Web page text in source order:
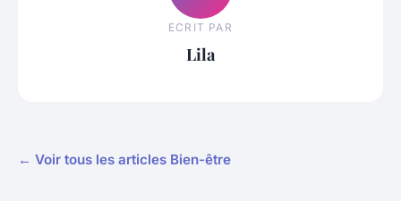
ECRIT PAR
Lila
← Voir tous les articles Bien-être